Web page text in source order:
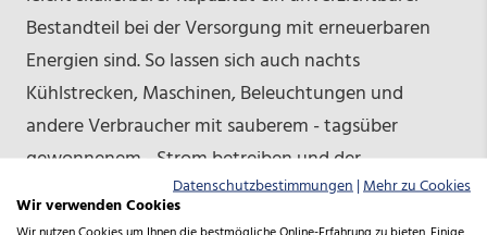
Bestandteil bei der Versorgung mit erneuerbaren
Energien sind. So lassen sich auch nachts
Kühlstrecken, Maschinen, Beleuchtungen und
andere Verbraucher mit sauberem - tagsüber
gewonnenem - Strom betreiben und der
Eigenverbrauch großer Photovoltaik-Anlagen
maximieren.“
Datenschutzbestimmungen|Mehr zu Cookies
Wir verwenden Cookies